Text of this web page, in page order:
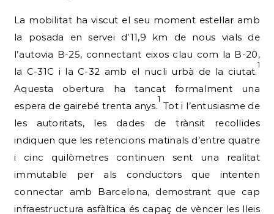
La mobilitat ha viscut el seu moment estel·lar amb
la posada en servei d’11,9 km de nous vials de
l’autovia B-25, connectant eixos clau com la B-20,
la C-31C i la C-32 amb el nucli urbà de la ciutat.
1
Aquesta obertura ha tancat formalment una
espera de gairebé trenta anys.
1
Tot i l’entusiasme de
les autoritats, les dades de trànsit recollides
indiquen que les retencions matinals d’entre quatre
i cinc quilòmetres continuen sent una realitat
immutable per als conductors que intenten
connectar amb Barcelona, demostrant que cap
infraestructura asfàltica és capaç de vèncer les lleis